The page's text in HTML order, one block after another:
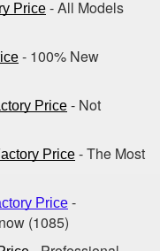
Price - All Models
- 100% New
Price - Not
Price - The Most
Price -
(1085)